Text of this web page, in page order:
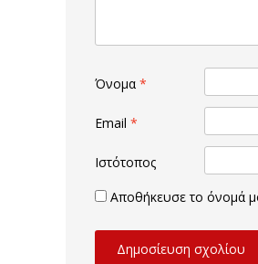
Όνομα *
Email *
Ιστότοπος
Αποθήκευσε το όνομά